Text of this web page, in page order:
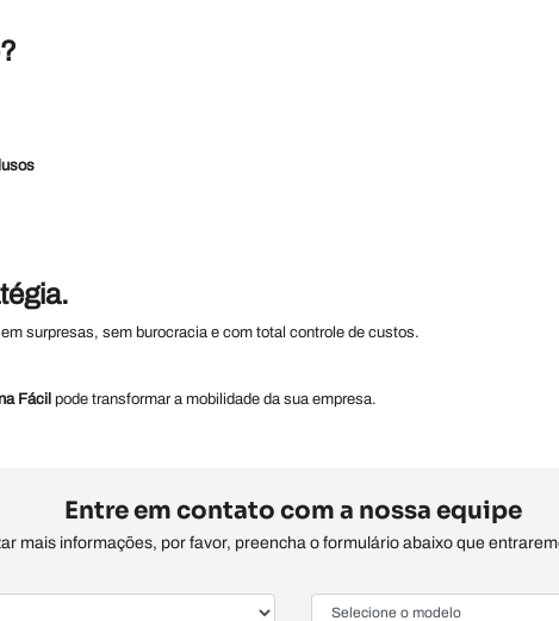
surpresas, sem burocracia e com total controle de custos.
Fácil pode transformar a mobilidade da sua empresa.
Entre em contato com a nossa equipe
mais informações, por favor, preencha o formulário abaixo que